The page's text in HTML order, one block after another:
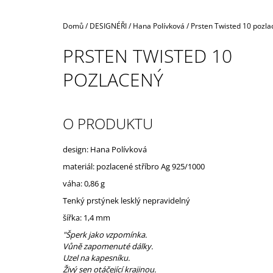
Domů/ DESIGNÉŘI/ Hana Polívková / Prsten Twisted 10
PRSTEN TWISTED 10
POZLACENÝ
O PRODUKTU
design: Hana Polívková
materiál: pozlacené stříbro Ag 925/1000
váha: 0,86 g
Tenký prstýnek lesklý nepravidelný
šířka: 1,4 mm
"Šperk jako vzpomínka.
Vůně zapomenuté dálky.
Uzel na kapesníku.
Živý sen otáčející krajinou.